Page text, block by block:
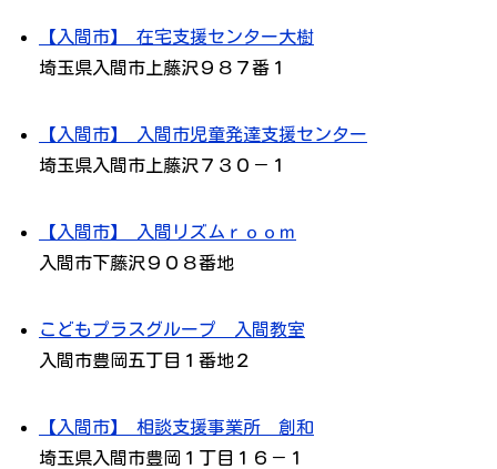
【入間市】 在宅支援センター大樹
埼玉県入間市上藤沢９８７番１
【入間市】 入間市児童発達支援センター
埼玉県入間市上藤沢７３０－１
【入間市】 入間リズムｒｏｏｍ
入間市下藤沢９０８番地
こどもプラスグループ 入間教室
入間市豊岡五丁目１番地２
【入間市】 相談支援事業所 創和
埼玉県入間市豊岡１丁目１６－１